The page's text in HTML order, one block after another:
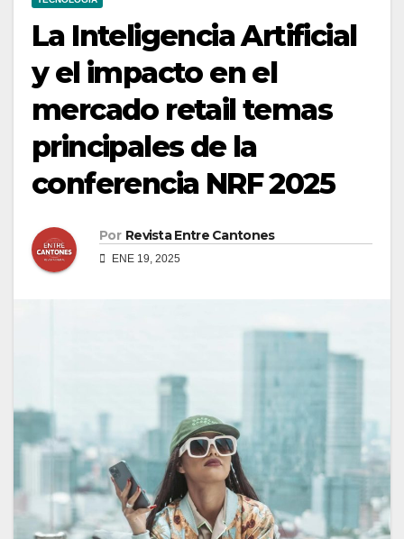
La Inteligencia Artificial
y el impacto en el
mercado retail temas
principales de la
conferencia NRF 2025
Por Revista Entre Cantones
ENE 19, 2025